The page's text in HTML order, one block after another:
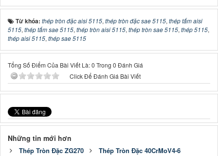
Từ khóa: thép tròn đặc aisi 5115, thép tròn đặc sae 5115, thép tấm aisi
5115, thép tấm sae 5115, thép tròn aisi 5115, thép tròn sae 5115, thép 5115,
thép aisi 5115, thép sae 5115
Tổng Số Điểm Của Bài Viết Là: 0 Trong 0 Đánh Giá
Click Để Đánh Giá Bài Viết
Những tin mới hơn
Thép Tròn Đặc ZG270
Thép Tròn Đặc 40CrMoV4-6